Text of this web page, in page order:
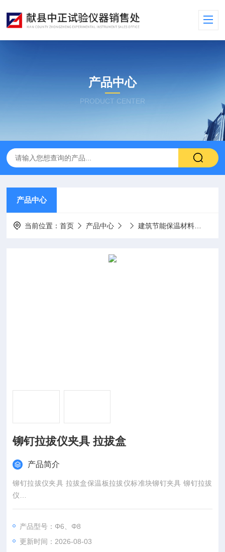
产品中心
PRODUCT CENTER
产品中心
当前位置：首页 产品中心 建筑节能保温材料
铆钉拉拔仪夹具 拉拔盒
产品简介
铆钉拉拔仪夹具 拉拔盒保温板拉拔仪标准块铆钉夹具 铆钉拉拔
仪
产品规格：Φ6、Φ8、Φ10 、Φ12mm
产品型号：Φ6、Φ8
更新时间：2026-08-03